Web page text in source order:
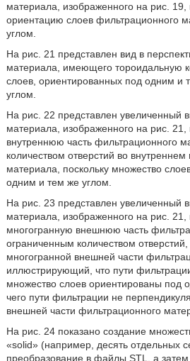
материала, изображенного на рис.
ориентацию слоев фильтрационного
углом.
На рис. 21 представлен вид в
материала, имеющего тороидальную
слоев, ориентированных под одним и
углом.
На рис. 22 представлен увеличенный
материала, изображенного на рис.
внутреннюю часть фильтрационного
количеством отверстий во
материала, поскольку множество
одним и тем же углом.
На рис. 23 представлен увеличенный
материала, изображенного на рис.
многогранную внешнюю часть
ограниченным количеством
многогранной внешней части
иллюстрирующий, что пути
множество слоев ориентированы под
чего пути фильтрации не
внешней части фильтрационного
На рис. 24 показано создание
«solid» (например, десять отдельных
преобразование в файлы STL, а